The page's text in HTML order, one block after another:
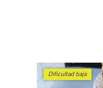
Dificultad baja